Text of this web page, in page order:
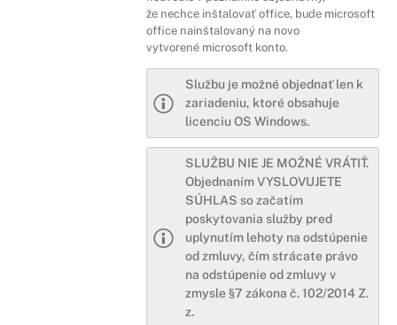
že nechce inštalovať office, bude microsoft
office nainštalovaný na novo
vytvorené microsoft konto.
Službu je možné objednať len k
zariadeniu, ktoré obsahuje
licenciu OS Windows.
SLUŽBU NIE JE MOŽNÉ VRÁTIŤ.
Objednaním VYSLOVUJETE
SÚHLAS so začatím
poskytovania služby pred
uplynutím lehoty na odstúpenie
od zmluvy, čím strácate právo
na odstúpenie od zmluvy v
zmysle §7 zákona č. 102/2014 Z.
z.